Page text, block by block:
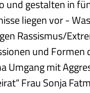
und gestalten in
liegen vor -
Rassismus/
und Formen
Umgang mit
Frau Sonja